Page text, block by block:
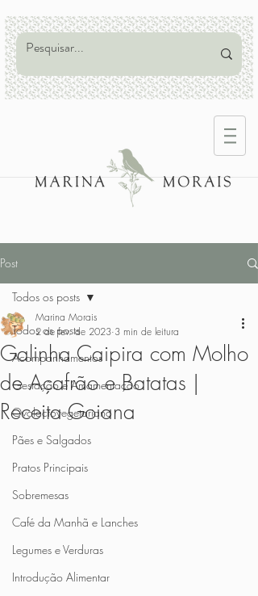
Post
Todos os posts
Acompanhamentos
Gestação e Amamentação
Ovolactovegetariano
Pães e Salgados
Pratos Principais
Sobremesas
Café da Manhã e Lanches
Legumes e Verduras
Introdução Alimentar
Todos os posts
Galinha Caipira com Molho
de Açafrão e Batatas |
Receita Goiana
Marina Morais
2 de fev. de 2023 3 min de leitura